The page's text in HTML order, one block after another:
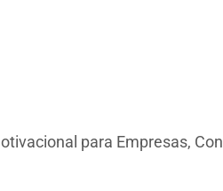
para Empresas,